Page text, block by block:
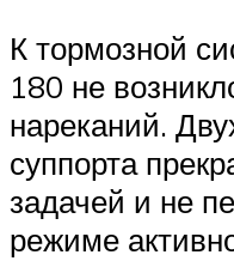
К тормозной
180 не
нареканий.
суппорта
задачей и не
режиме